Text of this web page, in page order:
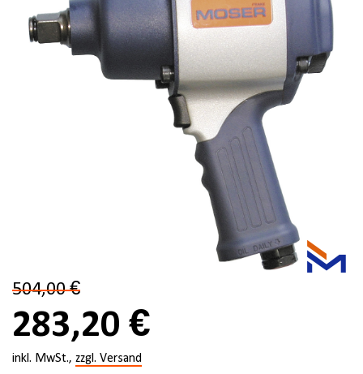
504,00 €
283,20 €
inkl. MwSt., zzgl. Versand